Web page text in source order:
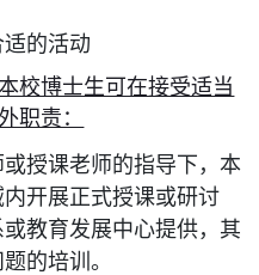
的活动
校博士生可在接受适当
职责：
授课老师的指导下，本
开展正式授课或研讨
教育发展中心提供，其
的培训。